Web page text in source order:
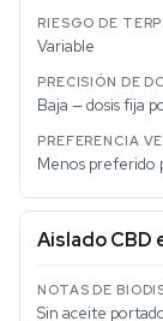
Variable
Baja — dosis fija
Menos preferido
Aislado CBD
Sin aceite